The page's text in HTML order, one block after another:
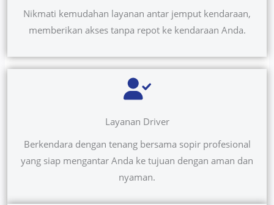
Nikmati kemudahan layanan antar jemput kendaraan,
memberikan akses tanpa repot ke kendaraan Anda.
Layanan Driver
Berkendara dengan tenang bersama sopir profesional
yang siap mengantar Anda ke tujuan dengan aman dan
nyaman.